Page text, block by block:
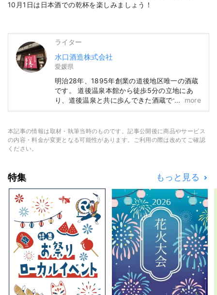
10月1日は日本酒での乾杯を楽しみましょう！
ライター
水口酒造株式会社
愛媛県
明治28年、1895年創業の道後地区唯一の酒蔵
です。 道後温泉本館から徒歩5分の立地にあ
り、道後温泉と共に歩んできた酒蔵です。 清
酒「仁喜多津」以外にも、湯あがりビールとし
後ジン」、「道後焼酎」やリキュールなど、
様々な酒類を製造・販売しております。 道後
more
本記事の情報は取材・執筆当時のものです。記事公開後に商品やサービス
の内容・料金が変更となる可能性があります。ご利用の際は改めてご確認
ください。
特集 もっと見る